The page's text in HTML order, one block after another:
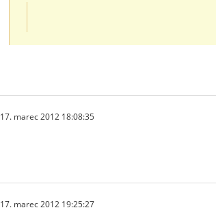
17. marec 2012 18:08:35
17. marec 2012 19:25:27